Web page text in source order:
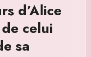
d’Alice
celui
sa